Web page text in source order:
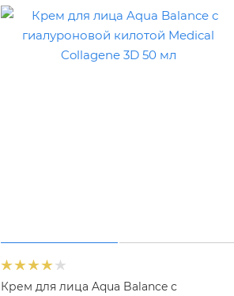
Крем для лица Aqua Balance с